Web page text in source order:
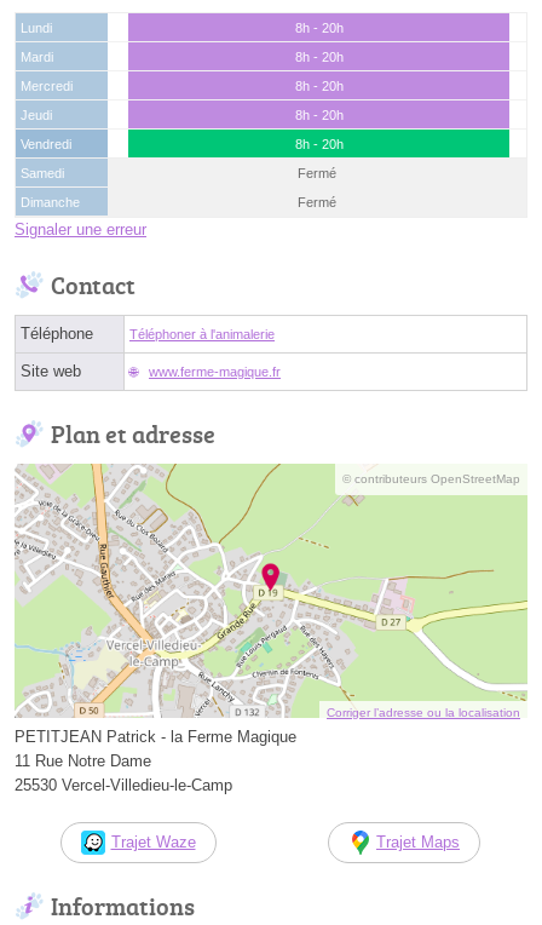
Lundi
8h - 20h
Mardi
8h - 20h
Mercredi
8h - 20h
Jeudi
8h - 20h
Vendredi
8h - 20h
Samedi
Fermé
Dimanche
Fermé
Signaler une erreur
Contact
Téléphone Téléphoner à l'animalerie
Site web www.ferme-magique.fr
Plan et adresse
© contributeurs OpenStreetMap
Corriger l’adresse ou la localisation
PETITJEAN Patrick - la Ferme Magique
11 Rue Notre Dame
25530 Vercel-Villedieu-le-Camp
Trajet Waze Trajet Maps
Informations